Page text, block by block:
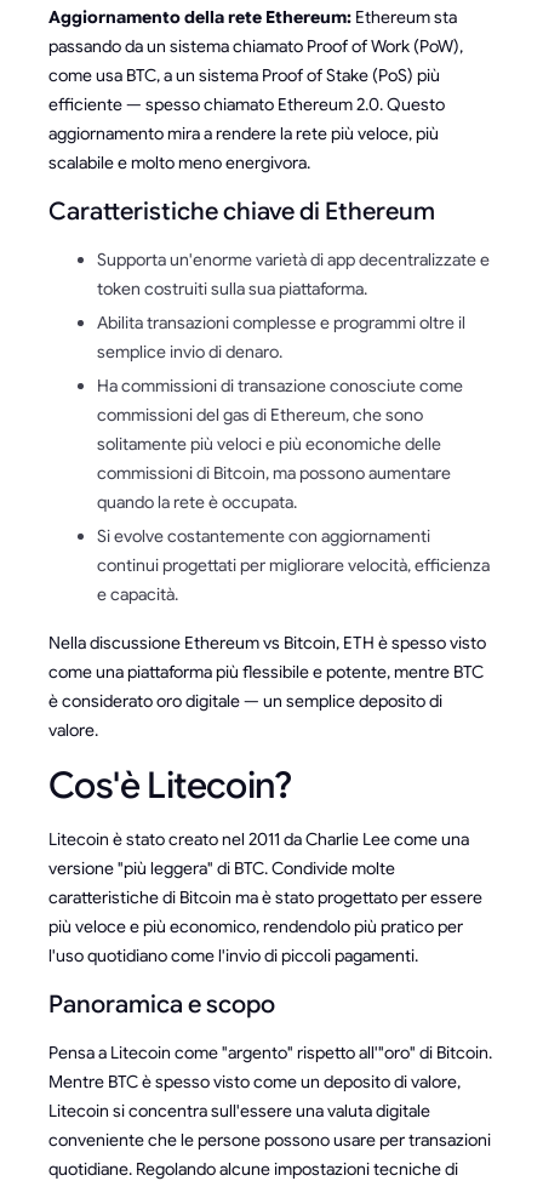
Aggiornamento della rete Ethereum: Ethereum sta
passando da un sistema chiamato Proof of Work (PoW),
come usa BTC, a un sistema Proof of Stake (PoS) più
efficiente — spesso chiamato Ethereum 2.0. Questo
aggiornamento mira a rendere la rete più veloce, più
scalabile e molto meno energivora.
Caratteristiche chiave di Ethereum
Supporta un'enorme varietà di app decentralizzate e
token costruiti sulla sua piattaforma.
Abilita transazioni complesse e programmi oltre il
semplice invio di denaro.
Ha commissioni di transazione conosciute come
commissioni del gas di Ethereum, che sono
solitamente più veloci e più economiche delle
commissioni di Bitcoin, ma possono aumentare
quando la rete è occupata.
Si evolve costantemente con aggiornamenti
continui progettati per migliorare velocità, efficienza
e capacità.
Nella discussione Ethereum vs Bitcoin, ETH è spesso visto
come una piattaforma più flessibile e potente, mentre BTC
è considerato oro digitale — un semplice deposito di
valore.
Cos'è Litecoin?
Litecoin è stato creato nel 2011 da Charlie Lee come una
versione "più leggera" di BTC. Condivide molte
caratteristiche di Bitcoin ma è stato progettato per essere
più veloce e più economico, rendendolo più pratico per
l'uso quotidiano come l'invio di piccoli pagamenti.
Panoramica e scopo
Pensa a Litecoin come "argento" rispetto all'"oro" di Bitcoin.
Mentre BTC è spesso visto come un deposito di valore,
Litecoin si concentra sull'essere una valuta digitale
conveniente che le persone possono usare per transazioni
quotidiane. Regolando alcune impostazioni tecniche di